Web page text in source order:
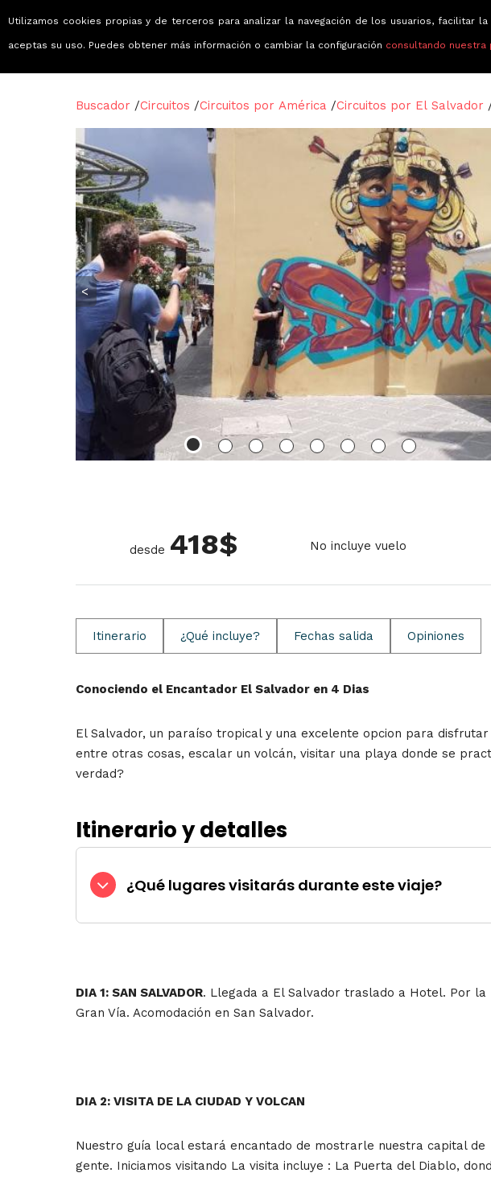
Buscador /Circuitos /Circuitos por América /Circuitos por El Salvador
<
desde 418$ No incluye vuelo
Itinerario ¿Qué incluye? Fechas salida Opiniones
Conociendo el Encantador El Salvador en 4 Dias
El Salvador, un paraíso tropical y una excelente opcion para
entre otras cosas, escalar un volcán, visitar una playa donde se
verdad?
Itinerario y detalles
¿Qué lugares visitarás durante este viaje?
DIA 1: SAN SALVADOR. Llegada a El Salvador traslado a Hotel. Por
Gran Vía. Acomodación en San Salvador.
DIA 2: VISITA DE LA CIUDAD Y VOLCAN
Nuestro guía local estará encantado de mostrarle nuestra capital
gente. Iniciamos visitando La visita incluye : La Puerta del Diablo,
Utilizamos cookies propias y de terceros para analizar la navegación de los usuarios, facilitar
aceptas su uso. Puedes obtener más información o cambiar la configuración consultando